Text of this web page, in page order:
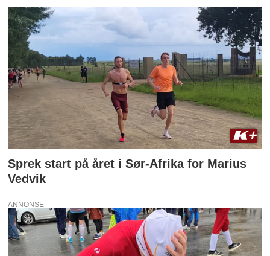
Sprek start på året i Sør-Afrika for Marius
Vedvik
ANNONSE